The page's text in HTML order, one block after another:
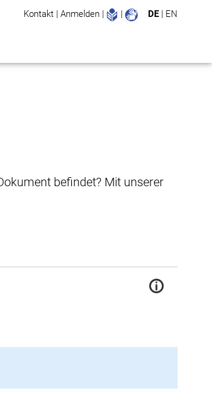
Kontakt | Anmelden | Leichte Sprache
| DE | EN
befindet? Mit unserer